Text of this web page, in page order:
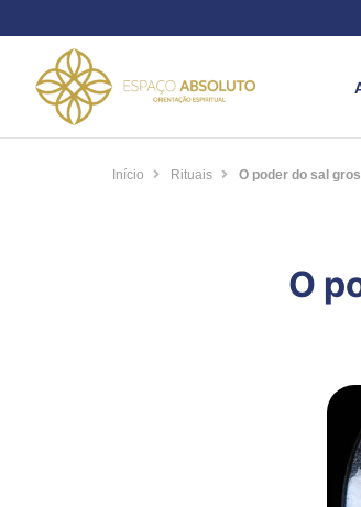
Início Rituais O poder do sal
O